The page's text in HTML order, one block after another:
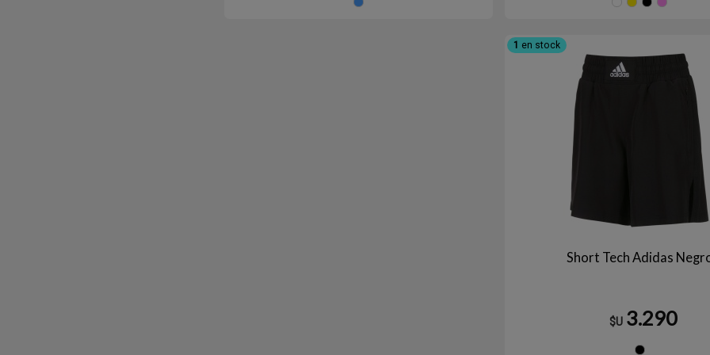
1 en stock
Short Tech Adidas
$U 3.290